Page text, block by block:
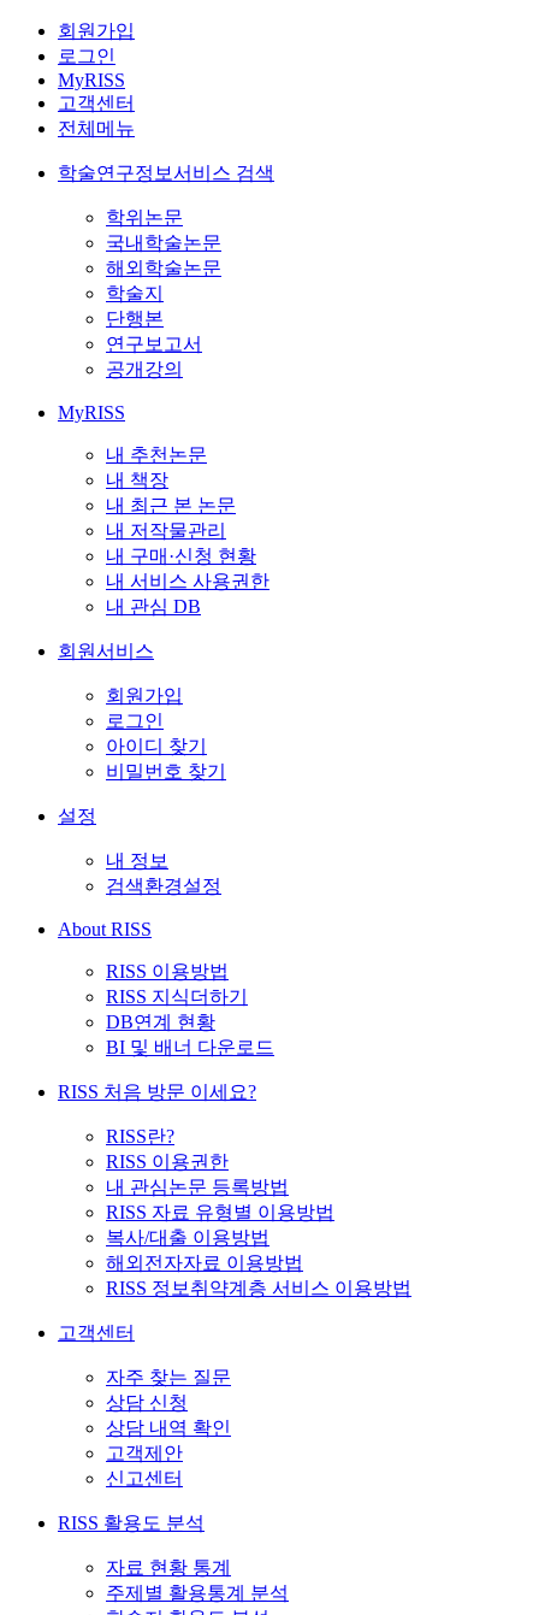
회원가입
로그인
MyRISS
고객센터
전체메뉴
학술연구정보서비스 검색
학위논문
국내학술논문
해외학술논문
학술지
단행본
연구보고서
공개강의
MyRISS
내 추천논문
내 책장
내 최근 본 논문
내 저작물관리
내 구매·신청 현황
내 서비스 사용권한
내 관심 DB
회원서비스
회원가입
로그인
아이디 찾기
비밀번호 찾기
설정
내 정보
검색환경설정
About RISS
RISS 이용방법
RISS 지식더하기
DB연계 현황
BI 및 배너 다운로드
RISS 처음 방문 이세요?
RISS란?
RISS 이용권한
내 관심논문 등록방법
RISS 자료 유형별 이용방법
복사/대출 이용방법
해외전자자료 이용방법
RISS 정보취약계층 서비스 이용방법
고객센터
자주 찾는 질문
상담 신청
상담 내역 확인
고객제안
신고센터
RISS 활용도 분석
자료 현황 통계
주제별 활용통계 분석